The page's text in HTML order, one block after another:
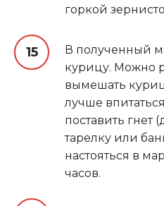
горкой
В полученный
курицу. Можно
вымешать
лучше
поставить гнет
тарелку или
настояться в
часов.